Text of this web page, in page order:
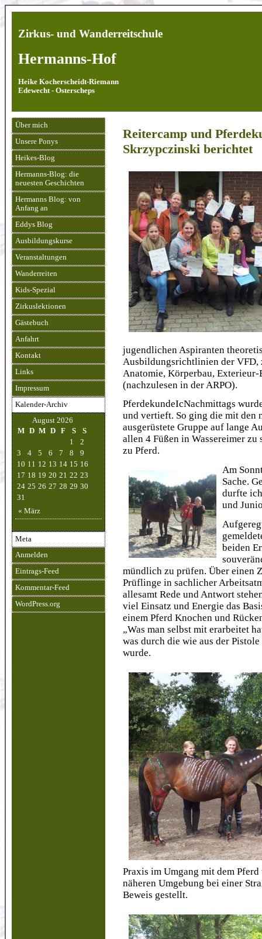
Zirkus- und Wanderreitschule
Hermanns-Hof
Heike Kocherscheidt-Riemann
Edewecht - Osterscheps
Über mich
Unsere Ponys
Heikes-Blog
Hermanns-Blog: die
neuesten Geschichten
Hermanns Blog: von
Anfang an
Eddys Blog
Ausbildungskurse
Veranstaltungen
Wanderreiten
Kids-Spezial
Zirkuslektionen
Gästebuch
Anfahrt
Kontakt
Links
Impressum
Kalender-Archiv
August 2026
M D M D F S
S
1
2
3
4 5 6 7 8
9
10 11 12 13 14 15 16
17 18 19 20 21 22 23
24 25 26 27 28 29 30
31
« März
Meta
Anmelden
Eintrags-Feed
Kommentar-Feed
WordPress.org
Reitercamp und
Skrzypczinski berichtet
jugendlichen Aspiranten
Ausbildungsrichtlinien der VFD,
Anatomie, Körperbau,
(nachzulesen in der ARPO).
PferdekundeIcNachmittags
und vertieft. So ging die mit den
ausgerüstete Gruppe auf lange
allen 4 Füßen in Wassereimer
zu Pferd.
Am
Sache.
durfte
und
beiden
mündlich zu prüfen. Über einen
Prüflinge in sachlicher
allesamt Rede und Antwort
viel Einsatz und Energie das
einem Pferd Knochen und
„Was man selbst mit erarbeitet
was durch die wie aus der
wurde.
Praxis im Umgang mit dem
näheren Umgebung bei einer
Beweis gestellt.